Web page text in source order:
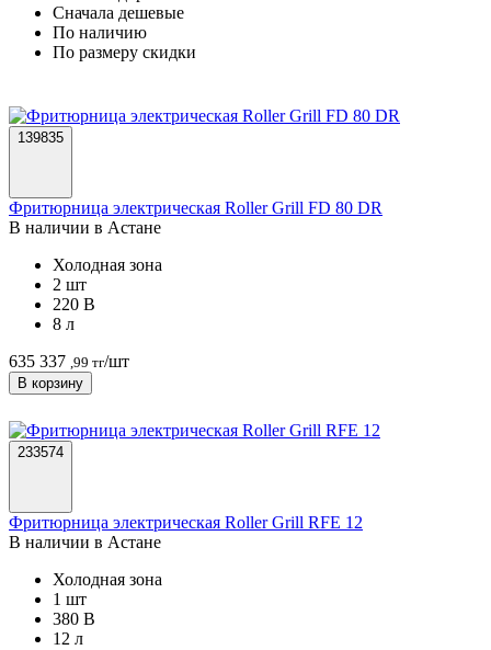
Cначала дешевые
По наличию
По размеру скидки
139835
Фритюрница электрическая Roller Grill FD 80 DR
В наличии в Астанe
Холодная зона
2 шт
220 В
8 л
635 337 ,99 тг/шт
В корзину
233574
Фритюрница электрическая Roller Grill RFE 12
В наличии в Астанe
Холодная зона
1 шт
380 В
12 л